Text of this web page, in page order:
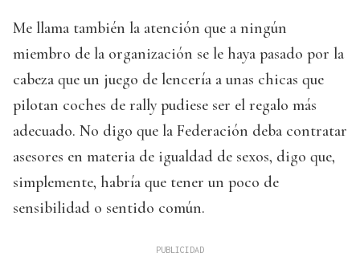
Me llama también la atención que a ningún
miembro de la organización se le haya pasado por la
cabeza que un juego de lencería a unas chicas que
pilotan coches de rally pudiese ser el regalo más
adecuado. No digo que la Federación deba contratar
asesores en materia de igualdad de sexos, digo que,
simplemente, habría que tener un poco de
sensibilidad o sentido común.